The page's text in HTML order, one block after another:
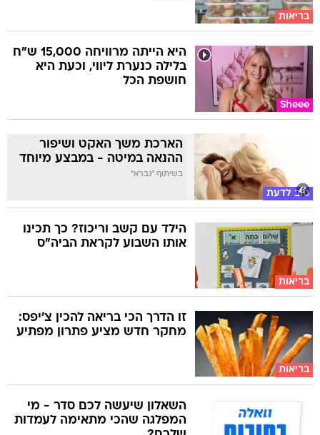
בריאות
Sheee
היא הייתה מרוויחה 15,000 ש"ח
בלילה כנערת ליווי, וכעת היא
חושפת הכל
טוב לדעת
הארכת משך האקט ושיפור
ההנאה במיטה - במבצע מיוחד
בשיתוף "גברא"
בריאות
הילד עם קשב וריכוז? כך תכינו
אותו השבוע לקראת הביה"ס
בריאות
זו הדרך הכי בריאה להכין צ'יפס:
מחקר חדש מציע פתרון מפתיע
השאלון שיעשה לכם סדר - מי
המפלגה שהכי מתאימה לעמדות